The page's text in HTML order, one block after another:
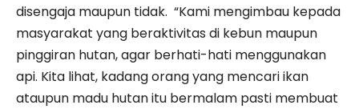
disengaja maupun tidak. “Kami mengimbau kepada
masyarakat yang beraktivitas di kebun maupun
pinggiran hutan, agar berhati-hati menggunakan
api. Kita lihat, kadang orang yang mencari ikan
ataupun madu hutan itu bermalam pasti membuat